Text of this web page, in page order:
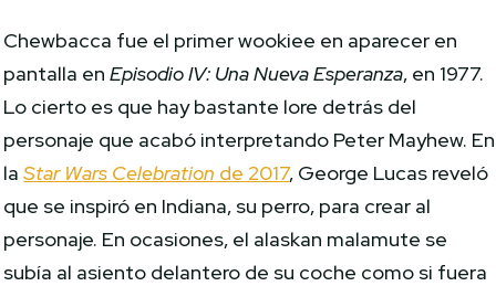
Chewbacca fue el primer wookiee en aparecer en
pantalla enEpisodio IV: Una Nueva Esperanza, en 1977.
Lo cierto es que hay bastante lore detrás del
personaje que acabó interpretando Peter Mayhew. En
laStar Wars Celebration de 2017, George Lucas reveló
que se inspiró en Indiana, su perro, para crear al
personaje. En ocasiones, el alaskan malamute se
subía al asiento delantero de su coche como si fuera